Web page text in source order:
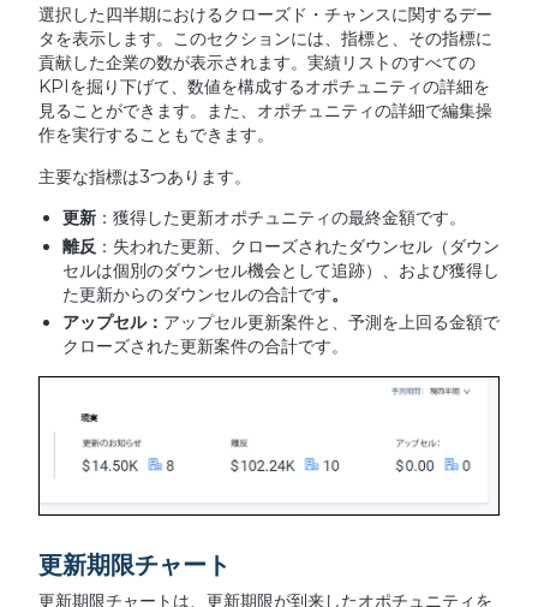
選択した四半期におけるクローズド・チャンスに関するデー
タを表示します。このセクションには、指標と、その指標に
貢献した企業の数が表示されます。実績リストのすべての
KPIを掘り下げて、数値を構成するオポチュニティの詳細を
見ることができます。また、オポチュニティの詳細で編集操
作を実行することもできます。
主要な指標は3つあります。
更新：獲得した更新オポチュニティの最終金額です。
離反 ：失われた更新、クローズされたダウンセル（ダウン
セルは個別のダウンセル機会として追跡）、および獲得し
た更新からのダウンセルの合計です。
アップセル： アップセル更新案件と、予測を上回る金額で
クローズされた更新案件の合計です。
更新期限チャート
更新期限チャートは、更新期限が到来したオポチュニティを